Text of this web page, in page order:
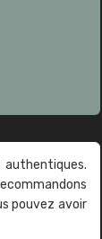
authentiques.
pouvez avoir